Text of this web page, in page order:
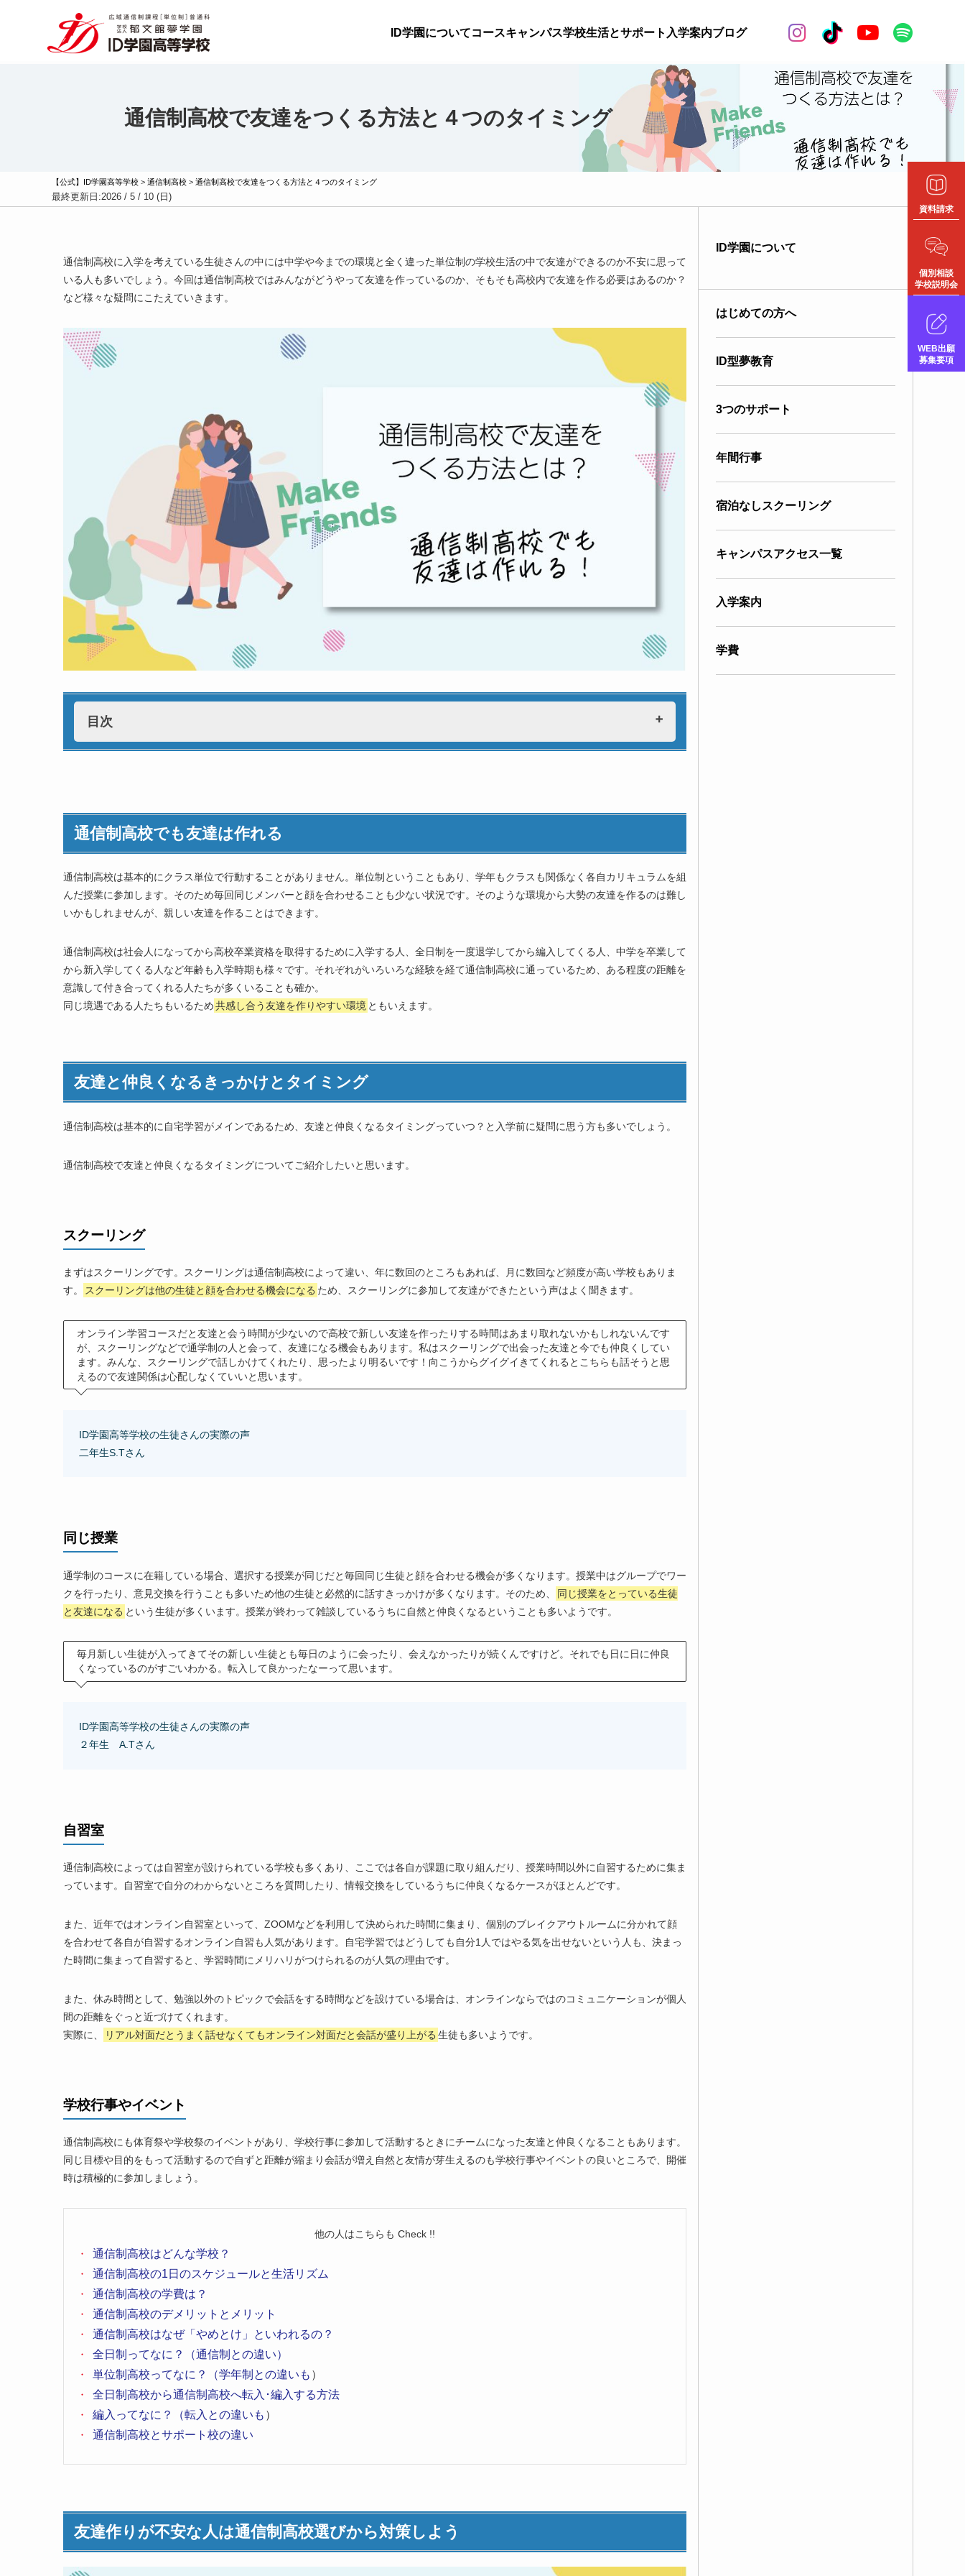
ID学園についてコースキャンパス学校生活とサポート 入学案内ブログ  
資料請求
個別相談
学校説明会
WEB出願
募集要項
通信制高校で友達をつくる方法と４つのタイミング
【公式】ID学園高等学校 > 通信制高校 > 通信制高校で友達をつくる方法と４つのタイミング
最終更新日:2026 / 5 / 10 (日)
通信制高校に入学を考えている生徒さんの中には中学や今までの環境と全く違った単位制の学校生活の中で友達ができるのか不安に思って
いる人も多いでしょう。今回は通信制高校ではみんながどうやって友達を作っているのか、そもそも高校内で友達を作る必要はあるのか？
など様々な疑問にこたえていきます。
目次
スクーリング
同じ授業
自習室
学校行事やイベント
友達作りが不安な人は通信制高校選びから対策しよう
やりたい専門コースのある通信制高校を選ぶ
自分って「ぼっち？」学校で友達ができなくても気にする必要はない
１番の目標は友達を作ることではなく卒業すること
通信制高校でも友達は作れる
通信制高校は基本的にクラス単位で行動することがありません。単位制ということもあり、学年もクラスも関係なく各自カリキュラムを組
んだ授業に参加します。そのため毎回同じメンバーと顔を合わせることも少ない状況です。そのような環境から大勢の友達を作るのは難し
いかもしれませんが、親しい友達を作ることはできます。
通信制高校は社会人になってから高校卒業資格を取得するために入学する人、全日制を一度退学してから編入してくる人、中学を卒業して
から新入学してくる人など年齢も入学時期も様々です。それぞれがいろいろな経験を経て通信制高校に通っているため、ある程度の距離を
意識して付き合ってくれる人たちが多くいることも確か。
同じ境遇である人たちもいるため共感し合う友達を作りやすい環境 ともいえます。
友達と仲良くなるきっかけとタイミング
通信制高校は基本的に自宅学習がメインであるため、友達と仲良くなるタイミングっていつ？と入学前に疑問に思う方も多いでしょう。
通信制高校で友達と仲良くなるタイミングについてご紹介したいと思います。
スクーリング
まずはスクーリングです。スクーリングは通信制高校によって違い、年に数回のところもあれば、月に数回など頻度が高い学校もありま
す。
スクーリングは他の生徒と顔を合わせる機会になる ため、スクーリングに参加して友達ができたという声はよく聞きます。
オンライン学習コースだと友達と会う時間が少ないので高校で新しい友達を作ったりする時間はあまり取れないかもしれないんです
が、スクーリングなどで通学制の人と会って、友達になる機会もあります。私はスクーリングで出会った友達と今でも仲良くしてい
ます。みんな、スクーリングで話しかけてくれたり、思ったより明るいです！向こうからグイグイきてくれるとこちらも話そうと思
えるので友達関係は心配しなくていいと思います。
ID学園高等学校の生徒さんの実際の声
二年生S.Tさん
同じ授業
通学制のコースに在籍している場合、選択する授業が同じだと毎回同じ生徒と顔を合わせる機会が多くなります。授業中はグループでワー
クを行ったり、意見交換を行うことも多いため他の生徒と必然的に話すきっかけが多くなります。そのため、
同じ授業をとっている生徒
と友達になる という生徒が多くいます。授業が終わって雑談しているうちに自然と仲良くなるということも多いようです。
毎月新しい生徒が入ってきてその新しい生徒とも毎日のように会ったり、会えなかったりが続くんですけど。それでも日に日に仲良
くなっているのがすごいわかる。転入して良かったなーって思います。
ID学園高等学校の生徒さんの実際の声
２年生 A.Tさん
自習室
通信制高校によっては自習室が設けられている学校も多くあり、ここでは各自が課題に取り組んだり、授業時間以外に自習するために集ま
っています。自習室で自分のわからないところを質問したり、情報交換をしているうちに仲良くなるケースがほとんどです。
また、近年ではオンライン自習室といって、ZOOMなどを利用して決められた時間に集まり、個別のブレイクアウトルームに分かれて顔
を合わせて各自が自習するオンライン自習も人気があります。自宅学習ではどうしても自分1人ではやる気を出せないという人も、決まっ
た時間に集まって自習すると、学習時間にメリハリがつけられるのが人気の理由です。
また、休み時間として、勉強以外のトピックで会話をする時間などを設けている場合は、オンラインならではのコミュニケーションが個人
間の距離をぐっと近づけてくれます。
実際に、
リアル対面だとうまく話せなくてもオンライン対面だと会話が盛り上がる 生徒も多いようです。
学校行事やイベント
通信制高校にも体育祭や学校祭のイベントがあり、学校行事に参加して活動するときにチームになった友達と仲良くなることもあります。
同じ目標や目的をもって活動するので自ずと距離が縮まり会話が増え自然と友情が芽生えるのも学校行事やイベントの良いところで、開催
時は積極的に参加しましょう。
他の人はこちらも Check !!
通信制高校はどんな学校？
通信制高校の1日のスケジュールと生活リズム
通信制高校の学費は？
通信制高校のデメリットとメリット
通信制高校はなぜ「やめとけ」といわれるの？
全日制ってなに？（通信制との違い）
単位制高校ってなに？（学年制との違いも ）
全日制高校から通信制高校へ転入･編入する方法
編入ってなに？（転入との違いも ）
通信制高校とサポート校の違い
友達作りが不安な人は通信制高校選びから対策しよう
ID学園について
はじめての方へ
ID型夢教育
3つのサポート
年間行事
宿泊なしスクーリング
キャンパスアクセス一覧
入学案内
学費